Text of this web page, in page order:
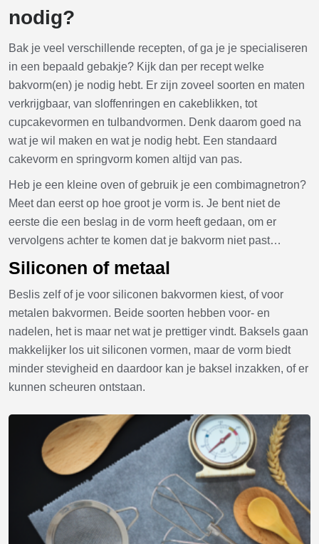
nodig?
Bak je veel verschillende recepten, of ga je je specialiseren
in een bepaald gebakje? Kijk dan per recept welke
bakvorm(en) je nodig hebt. Er zijn zoveel soorten en maten
verkrijgbaar, van sloffenringen en cakeblikken, tot
cupcakevormen en tulbandvormen. Denk daarom goed na
wat je wil maken en wat je nodig hebt. Een standaard
cakevorm en springvorm komen altijd van pas.
Heb je een kleine oven of gebruik je een combimagnetron?
Meet dan eerst op hoe groot je vorm is. Je bent niet de
eerste die een beslag in de vorm heeft gedaan, om er
vervolgens achter te komen dat je bakvorm niet past…
Siliconen of metaal
Beslis zelf of je voor siliconen bakvormen kiest, of voor
metalen bakvormen. Beide soorten hebben voor- en
nadelen, het is maar net wat je prettiger vindt. Baksels gaan
makkelijker los uit siliconen vormen, maar de vorm biedt
minder stevigheid en daardoor kan je baksel inzakken, of er
kunnen scheuren ontstaan.